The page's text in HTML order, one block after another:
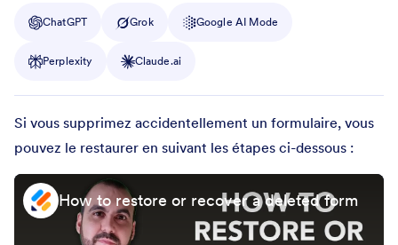
ChatGPT Grok Google AI Mode
Perplexity Claude.ai
Si vous supprimez accidentellement un formulaire, vous
pouvez le restaurer en suivant les étapes ci-dessous :
How to restore or recover a deleted form